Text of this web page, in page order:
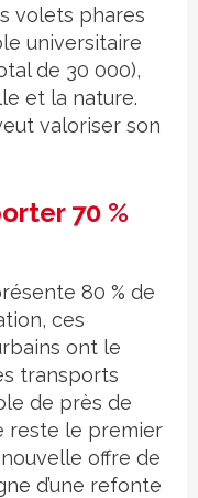
volets phares
universitaire
de 30 000),
et la nature.
valoriser son
70 %
80 % de
ces
ont le
transports
de près de
reste le premier
offre de
d’une refonte